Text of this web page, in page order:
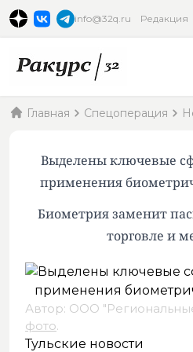
info@32q.ru Редакция
Главная Спецоперация
Выделены ключевые
применения
Биометрия заменит
торговле и
Автор: ООО
фото.
Тульские новости